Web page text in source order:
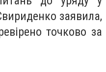
заявила,
точково за